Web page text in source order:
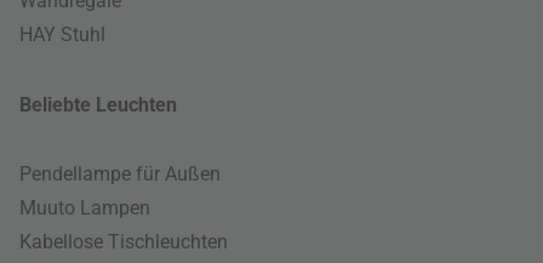
HAY Stuhl
Beliebte Leuchten
Pendellampe für Außen
Muuto Lampen
Kabellose Tischleuchten